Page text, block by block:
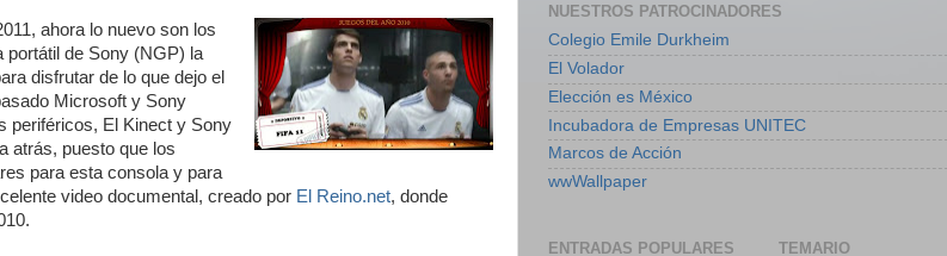
ahora lo nuevo son los
portátil de Sony (NGP) la
disfrutar de lo que dejo el
Microsoft y Sony
periféricos, El Kinect y Sony
atrás, puesto que los
para esta consola y para
video documental, creado por El Reino.net, donde
NUESTROS PATROCINADORES
Colegio Emile Durkheim
El Volador
Elección es México
Incubadora de Empresas UNITEC
Marcos de Acción
wwWallpaper
ENTRADAS POPULARES
TEMARIO